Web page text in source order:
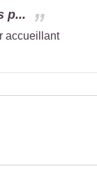
p...
accueillant